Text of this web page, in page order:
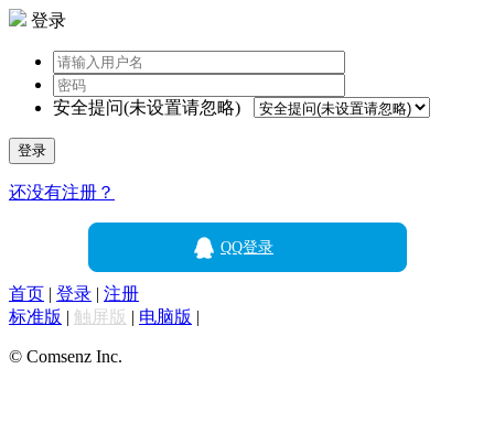
登录
安全提问(未设置请忽略)
登录
还没有注册？
QQ登录
首页 | 登录 | 注册
标准版 | 触屏版 | 电脑版 |
© Comsenz Inc.